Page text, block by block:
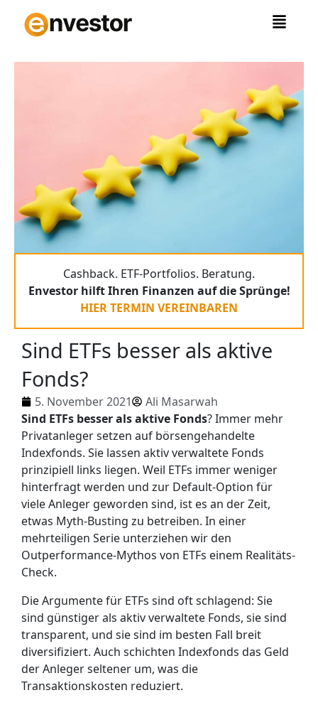
Inhalt
springen
Cashback. ETF-Portfolios. Beratung.
Envestor hilft Ihren Finanzen auf die Sprünge!
HIER TERMIN VEREINBAREN
Sind ETFs besser als aktive
Fonds?
5. November 2021
Ali Masarwah
Sind ETFs besser als aktive Fonds? Immer mehr
Privatanleger setzen auf börsengehandelte
Indexfonds. Sie lassen aktiv verwaltete Fonds
prinzipiell links liegen. Weil ETFs immer weniger
hinterfragt werden und zur Default-Option für
viele Anleger geworden sind, ist es an der Zeit,
etwas Myth-Busting zu betreiben. In einer
mehrteiligen Serie unterziehen wir den
Outperformance-Mythos von ETFs einem Realitäts-
Check.
Die Argumente für ETFs sind oft schlagend: Sie
sind günstiger als aktiv verwaltete Fonds, sie sind
transparent, und sie sind im besten Fall breit
diversifiziert. Auch schichten Indexfonds das Geld
der Anleger seltener um, was die
Transaktionskosten reduziert.